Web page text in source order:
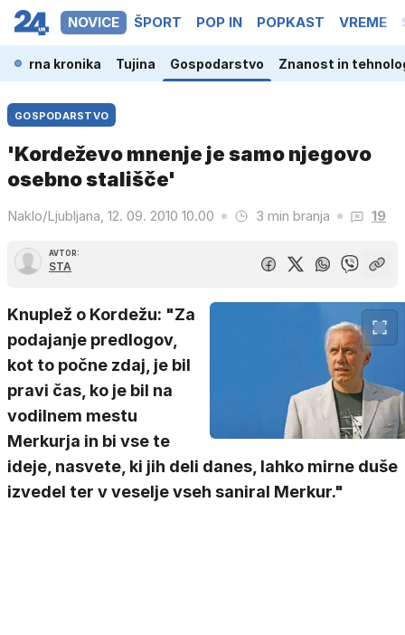
NOVICE ŠPORT POP IN POPKAST VREME
Črna kronika Tujina Gospodarstvo Znanost in
GOSPODARSTVO
'Kordeževo mnenje je samo njegovo
osebno stališče'
Naklo/Ljubljana, 12. 09. 2010 10.00 3 min branja 19
AVTOR:
STA
Knuplež o Kordežu: "Za
podajanje predlogov,
kot to počne zdaj, je bil
pravi čas, ko je bil na
vodilnem mestu
Merkurja in bi vse te
ideje, nasvete, ki jih deli danes, lahko mirne duše
izvedel ter v veselje vseh saniral Merkur."